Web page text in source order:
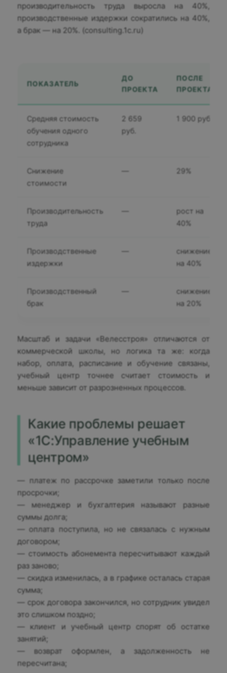
производительность труда выросла на 40%,
производственные издержки сократились на 40%,
а брак — на 20%. (consulting.1c.ru)
ПОКАЗАТЕЛЬ
ДО
ПРОЕКТА
ПОСЛЕ
ПРОЕКТА
Средняя стоимость
обучения одного
сотрудника
2 659
руб.
1 900 руб.
Снижение
стоимости
— 29%
Производительность
труда
—
рост на
40%
Производственные
издержки
—
снижение
на 40%
Производственный
брак
—
снижение
на 20%
Масштаб и задачи «Велесстроя» отличаются от
коммерческой школы, но логика та же: когда
набор, оплата, расписание и обучение связаны,
учебный центр точнее считает стоимость и
меньше зависит от разрозненных процессов.
Какие проблемы решает
«1С:Управление учебным
центром»
— платеж по рассрочке заметили только после
просрочки;
— менеджер и бухгалтерия называют разные
суммы долга;
— оплата поступила, но не связалась с нужным
договором;
— стоимость абонемента пересчитывают каждый
раз заново;
— скидка изменилась, а в графике осталась старая
сумма;
— срок договора закончился, но сотрудник увидел
это слишком поздно;
— клиент и учебный центр спорят об остатке
занятий;
— возврат оформлен, а задолженность не
пересчитана;